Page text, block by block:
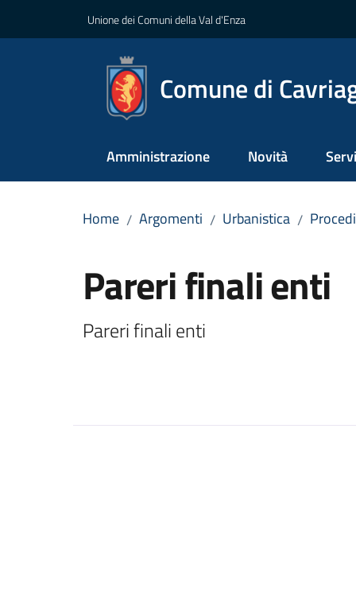
Unione dei Comuni della Val d'Enza
Comune di
Amministrazione Novità
Home / Argomenti / Urbanistica /
Pareri finali enti
Pareri finali enti